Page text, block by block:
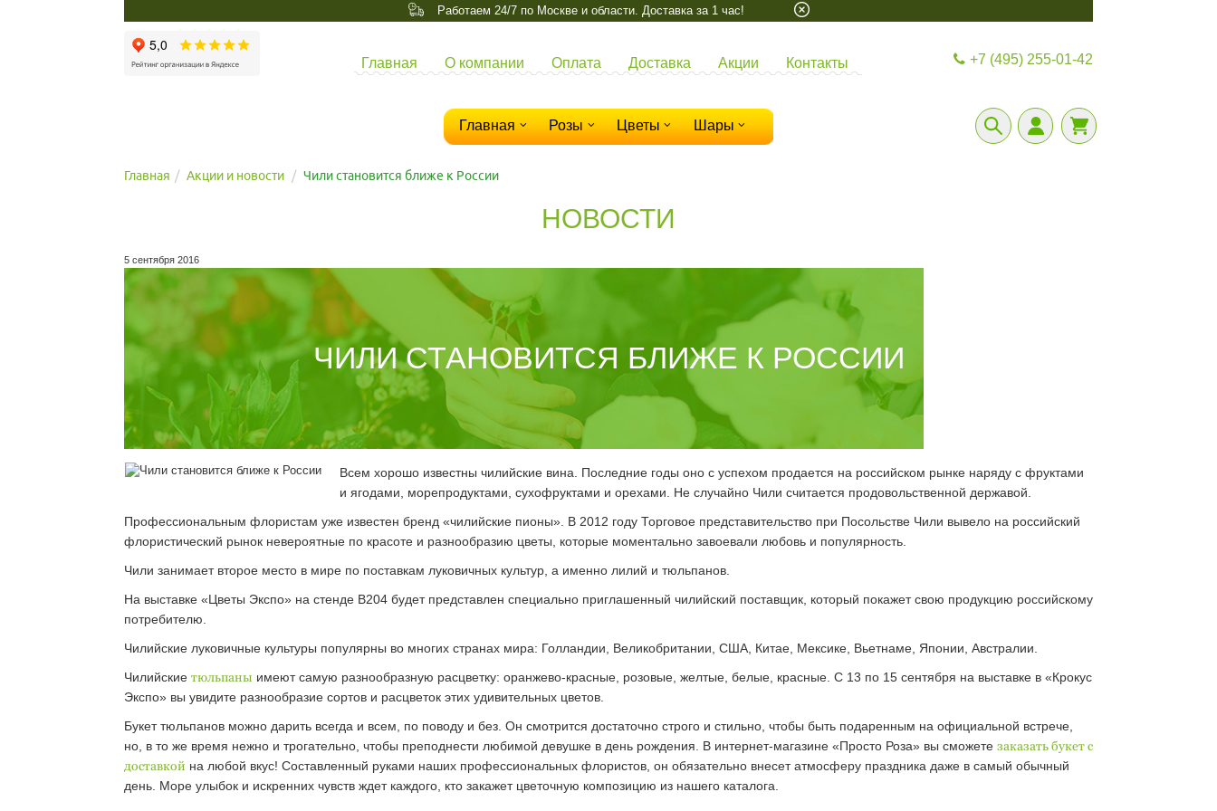
Работаем 24/7 по Москве и области. Доставка за 1 час!
Главная О компании Оплата Доставка Акции Контакты
Главная Розы Цветы Шары
+7 (495) 255-01-42
Главная Акции и новости Чили становится ближе к России
НОВОСТИ
5 сентября 2016
ЧИЛИ СТАНОВИТСЯ БЛИЖЕ К РОССИИ
Всем хорошо известны чилийские вина. Последние годы оно с успехом продается на российском рынке наряду с фруктами
и ягодами, морепродуктами, сухофруктами и орехами. Не случайно Чили считается продовольственной державой.
Профессиональным флористам уже известен бренд «чилийские пионы». В 2012 году Торговое представительство при Посольстве Чили вывело на российский
флористический рынок невероятные по красоте и разнообразию цветы, которые моментально завоевали любовь и популярность.
Чили занимает второе место в мире по поставкам луковичных культур, а именно лилий и тюльпанов.
На выставке «Цветы Экспо» на стенде В204 будет представлен специально приглашенный чилийский поставщик, который покажет свою продукцию российскому
потребителю.
Чилийские луковичные культуры популярны во многих странах мира: Голландии, Великобритании, США, Китае, Мексике, Вьетнаме, Японии, Австралии.
Чилийские тюльпаны имеют самую разнообразную расцветку: оранжево-красные, розовые, желтые, белые, красные. С 13 по 15 сентября на выставке в «Крокус
Экспо» вы увидите разнообразие сортов и расцветок этих удивительных цветов.
Букет тюльпанов можно дарить всегда и всем, по поводу и без. Он смотрится достаточно строго и стильно, чтобы быть подаренным на официальной встрече,
но, в то же время нежно и трогательно, чтобы преподнести любимой девушке в день рождения. В интернет-магазине «Просто Роза» вы сможете заказать букет с
доставкой на любой вкус! Составленный руками наших профессиональных флористов, он обязательно внесет атмосферу праздника даже в самый обычный
день. Море улыбок и искренних чувств ждет каждого, кто закажет цветочную композицию из нашего каталога.